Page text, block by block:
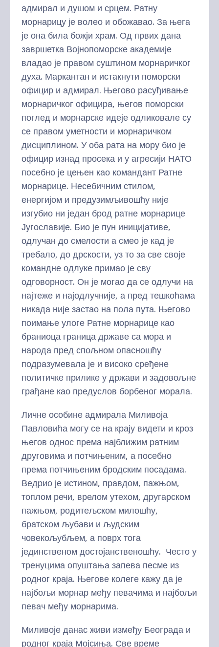
адмирал и душом и срцем. Ратну
морнарицу је волео и обожавао. За њега
је она била божји храм. Од првих дана
завршетка Војнопоморске академије
владао је правом суштином морнаричког
духа. Маркантан и истакнути поморски
официр и адмирал. Његово расуђивање
морнаричког официра, његов поморски
поглед и морнарске идеје одликовале су
се правом уметности и морнаричком
дисциплином. У оба рата на мору био је
официр изнад просека и у агресији НАТО
посебно је цењен као командант Ратне
морнарице. Несебичним стилом,
енергијом и предузимљивошћу није
изгубио ни један брод ратне морнарице
Југославије. Био је пун иницијативе,
одлучан до смелости а смео је кад је
требало, до дрскости, уз то за све своје
командне одлуке примао је сву
одговорност. Он је могао да се одлучи на
најтеже и најодлучније, а пред тешкоћама
никада није застао на пола пута. Његово
поимање улоге Ратне морнарице као
браниоца граница државе са мора и
народа пред спољном опасношћу
подразумевала је и високо сређене
политичке прилике у држави и задовољне
грађане као предуслов борбеног морала.
Личне особине адмирала Миливоја
Павловића могу се на крају видети и кроз
његов однос према најближим ратним
друговима и потчињеним, а посебно
према потчињеним бродским посадама.
Ведрио је истином, правдом, пажњом,
топлом речи, врелом утехом, другарском
пажњом, родитељском милошћу,
братском љубави и људским
човекољубљем, а поврх тога
јединственом достојанственошћу. Често у
тренуцима опуштања запева песме из
родног краја. Његове колеге кажу да је
најбољи морнар међу певачима и најбољи
певач међу морнарима.
Миливоје данас живи између Београда и
родног краја Мојсиња. Све време